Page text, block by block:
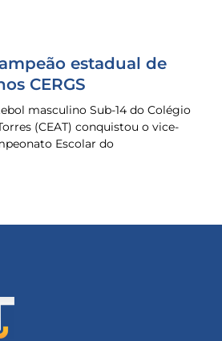
estadual de
CERGS
masculino Sub-14 do Colégio
(CEAT) conquistou o vice-
Escolar do